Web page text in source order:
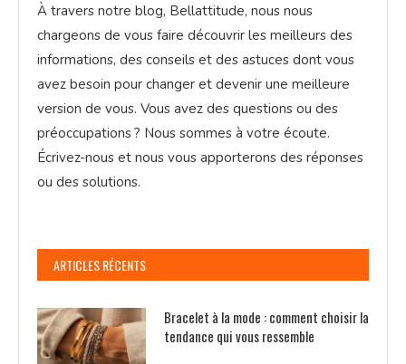
À travers notre blog, Bellattitude, nous nous
chargeons de vous faire découvrir les meilleurs des
informations, des conseils et des astuces dont vous
avez besoin pour changer et devenir une meilleure
version de vous. Vous avez des questions ou des
préoccupations ? Nous sommes à votre écoute.
Écrivez-nous et nous vous apporterons des réponses
ou des solutions.
ARTICLES RÉCENTS
Bracelet à la mode : comment choisir la
tendance qui vous ressemble